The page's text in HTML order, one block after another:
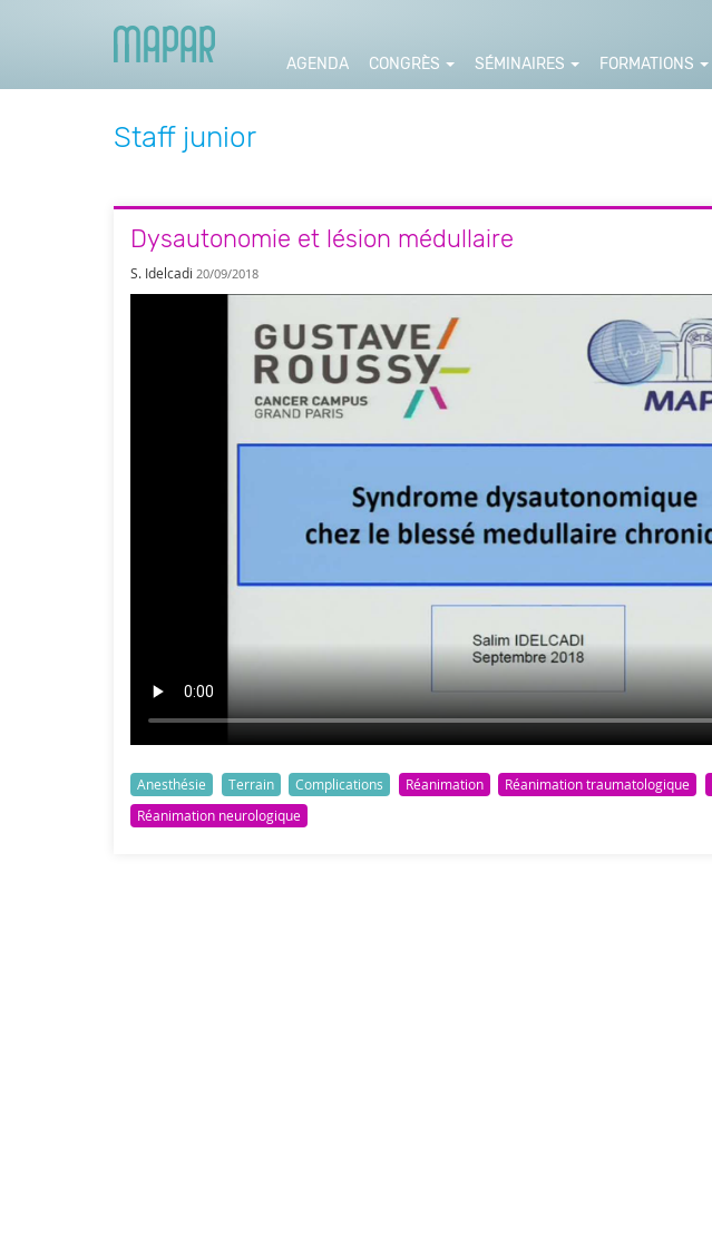
AGENDA CONGRÈS SÉMINAIRES FORMATIONS
Staff junior
Dysautonomie et lésion médullaire
S. Idelcadi 20/09/2018
Anesthésie Terrain Complications Réanimation Réanimation traumatologique
Réanimation neurologique